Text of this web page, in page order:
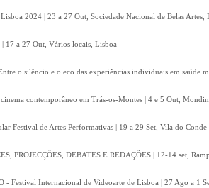
2024 | 23 a 27 Out, Sociedade Nacional de Belas Artes,
17 a 27 Out, Vários locais, Lisboa
o silêncio e o eco das experiências individuais em
contemporâneo em Trás-os-Montes | 4 e 5 Out,
Festival de Artes Performativas | 19 a 29 Set, Vila do Conde
PROJECÇÕES, DEBATES E REDAÇÕES | 12-14 set,
- Festival Internacional de Videoarte de Lisboa | 27 Ago a 1